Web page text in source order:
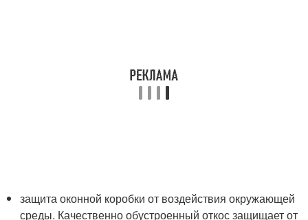
защита оконной коробки от воздействия окружающей
среды. Качественно обустроенный откос защищает от